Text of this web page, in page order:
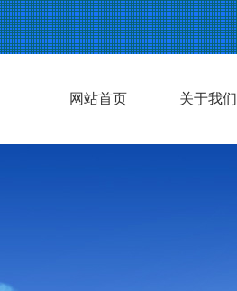
网站首页 关于我们